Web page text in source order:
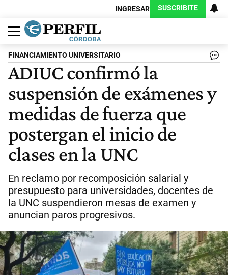
INGRESAR SUSCRIBITE
Política
Economía
Judiciales
Sociedad
Cultura
Espectáculos
Deportes
Protagonistas
FINANCIAMIENTO UNIVERSITARIO
ADIUC confirmó la
suspensión de exámenes y
medidas de fuerza que
postergan el inicio de
clases en la UNC
En reclamo por recomposición salarial y
presupuesto para universidades, docentes de
la UNC suspendieron mesas de examen y
anuncian paros progresivos.